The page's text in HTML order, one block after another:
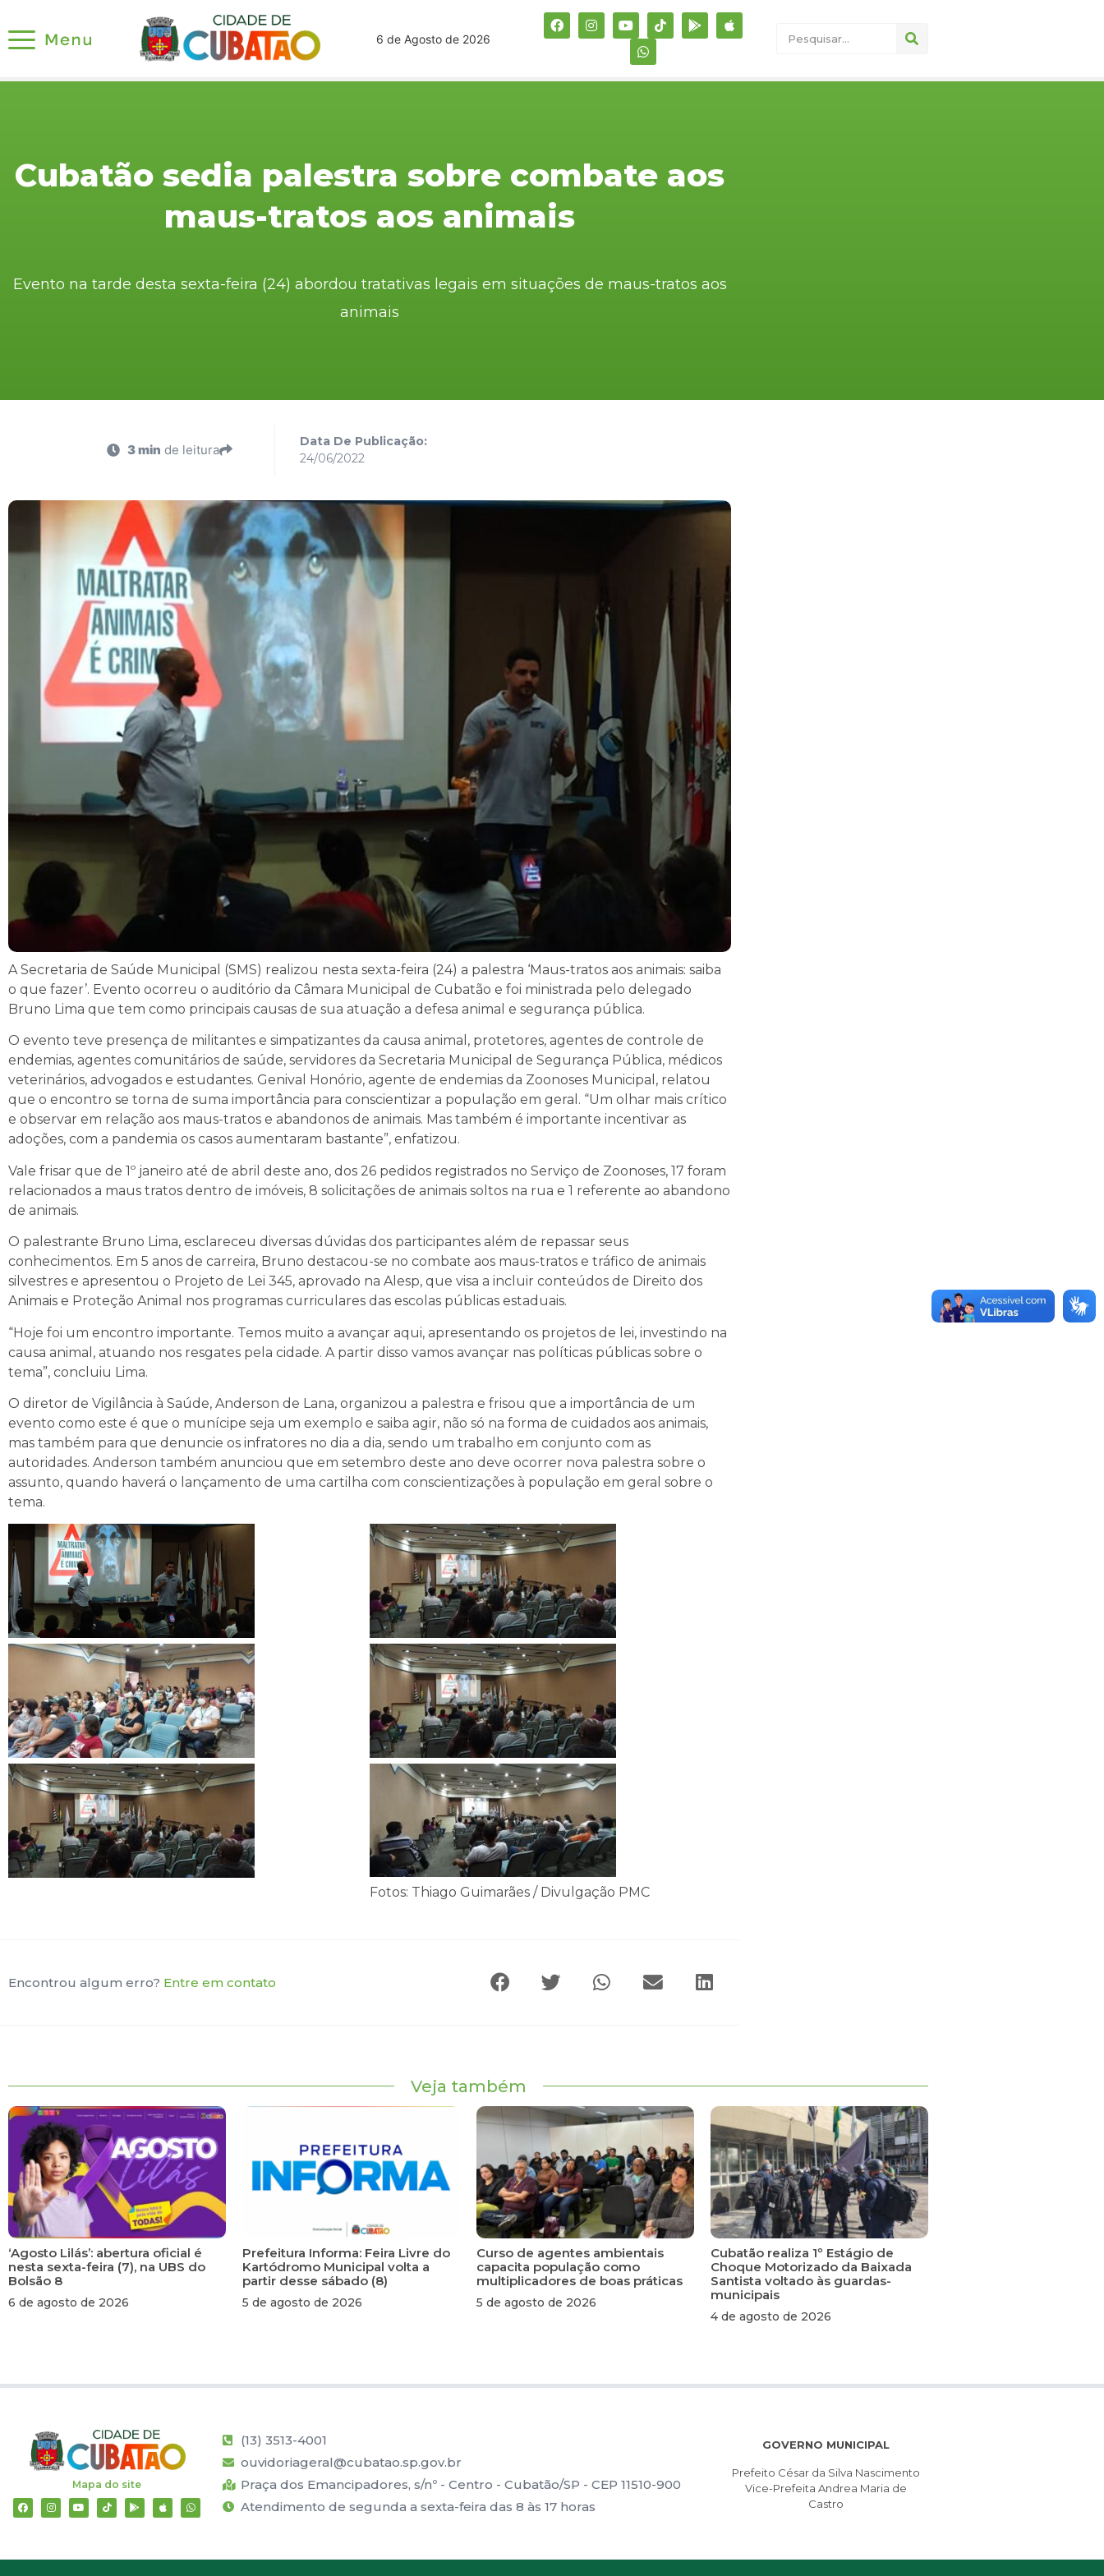
6 de Agosto de 2026
Cubatão sedia palestra sobre combate aos
maus-tratos aos animais
Evento na tarde desta sexta-feira (24) abordou tratativas legais em situações de maus-tratos aos
animais
3 min de leitura
Data De Publicação:
24/06/2022
A Secretaria de Saúde Municipal (SMS) realizou nesta sexta-feira (24) a palestra ‘Maus-tratos aos animais: saiba
o que fazer’. Evento ocorreu o auditório da Câmara Municipal de Cubatão e foi ministrada pelo delegado
Bruno Lima que tem como principais causas de sua atuação a defesa animal e segurança pública.
O evento teve presença de militantes e simpatizantes da causa animal, protetores, agentes de controle de
endemias, agentes comunitários de saúde, servidores da Secretaria Municipal de Segurança Pública, médicos
veterinários, advogados e estudantes. Genival Honório, agente de endemias da Zoonoses Municipal, relatou
que o encontro se torna de suma importância para conscientizar a população em geral. “Um olhar mais crítico
e observar em relação aos maus-tratos e abandonos de animais. Mas também é importante incentivar as
adoções, com a pandemia os casos aumentaram bastante”, enfatizou.
Vale frisar que de 1º janeiro até de abril deste ano, dos 26 pedidos registrados no Serviço de Zoonoses, 17 foram
relacionados a maus tratos dentro de imóveis, 8 solicitações de animais soltos na rua e 1 referente ao abandono
de animais.
O palestrante Bruno Lima, esclareceu diversas dúvidas dos participantes além de repassar seus
conhecimentos. Em 5 anos de carreira, Bruno destacou-se no combate aos maus-tratos e tráfico de animais
silvestres e apresentou o Projeto de Lei 345, aprovado na Alesp, que visa a incluir conteúdos de Direito dos
Animais e Proteção Animal nos programas curriculares das escolas públicas estaduais.
“Hoje foi um encontro importante. Temos muito a avançar aqui, apresentando os projetos de lei, investindo na
causa animal, atuando nos resgates pela cidade. A partir disso vamos avançar nas políticas públicas sobre o
tema”, concluiu Lima.
O diretor de Vigilância à Saúde, Anderson de Lana, organizou a palestra e frisou que a importância de um
evento como este é que o munícipe seja um exemplo e saiba agir, não só na forma de cuidados aos animais,
mas também para que denuncie os infratores no dia a dia, sendo um trabalho em conjunto com as
autoridades. Anderson também anunciou que em setembro deste ano deve ocorrer nova palestra sobre o
assunto, quando haverá o lançamento de uma cartilha com conscientizações à população em geral sobre o
tema.
Fotos: Thiago Guimarães / Divulgação PMC
Encontrou algum erro? Entre em contato
Veja também
‘Agosto Lilás’: abertura oficial é
nesta sexta-feira (7), na UBS do
Bolsão 8
6 de agosto de 2026
Prefeitura Informa: Feira Livre do
Kartódromo Municipal volta a
partir desse sábado (8)
5 de agosto de 2026
Curso de agentes ambientais
capacita população como
multiplicadores de boas práticas
5 de agosto de 2026
Cubatão realiza 1º Estágio de
Choque Motorizado da Baixada
Santista voltado às guardas-
municipais
4 de agosto de 2026
Mapa do site
(13) 3513-4001
ouvidoriageral@cubatao.sp.gov.br
Praça dos Emancipadores, s/nº - Centro - Cubatão/SP - CEP 11510-900
Atendimento de segunda a sexta-feira das 8 às 17 horas
GOVERNO MUNICIPAL
Prefeito César da Silva Nascimento
Vice-Prefeita Andrea Maria de
Castro